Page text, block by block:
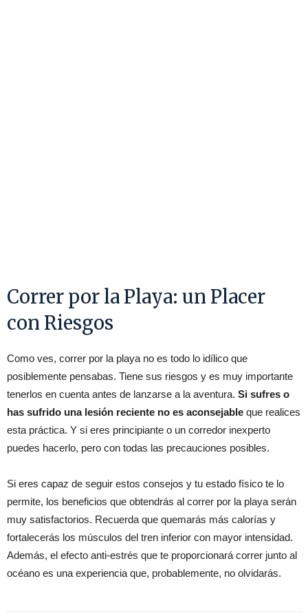
Correr por la Playa: un Placer
con Riesgos
Como ves, correr por la playa no es todo lo idílico que
posiblemente pensabas. Tiene sus riesgos y es muy importante
tenerlos en cuenta antes de lanzarse a la aventura. Si sufres o
has sufrido una lesión reciente no es aconsejable que realices
esta práctica. Y si eres principiante o un corredor inexperto
puedes hacerlo, pero con todas las precauciones posibles.
Si eres capaz de seguir estos consejos y tu estado físico te lo
permite, los beneficios que obtendrás al correr por la playa serán
muy satisfactorios. Recuerda que quemarás más calorías y
fortalecerás los músculos del tren inferior con mayor intensidad.
Además, el efecto anti-estrés que te proporcionará correr junto al
océano es una experiencia que, probablemente, no olvidarás.